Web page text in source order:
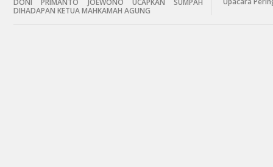
DIHADAPAN KETUA MAHKAMAH AGUNG